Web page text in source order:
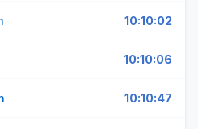
10:10:02
10:10:06
10:10:47